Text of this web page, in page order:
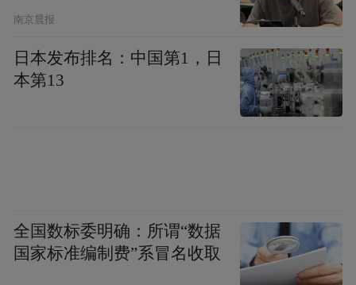
南京晨报
日本发布排名：中国第1，日
本第13
全国数标委明确：所谓“数据
国家标准编制费”系冒名收取